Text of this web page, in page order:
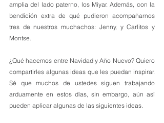
amplia del lado paterno, los Miyar. Además, con la
bendición extra de qué pudieron acompañarnos
tres de nuestros muchachos: Jenny, y Carlitos y
Montse.
¿Qué hacemos entre Navidad y Año Nuevo? Quiero
compartirles algunas ideas que les puedan inspirar.
Sé que muchos de ustedes siguen trabajando
arduamente en estos días, sin embargo, aún así
pueden aplicar algunas de las siguientes ideas.